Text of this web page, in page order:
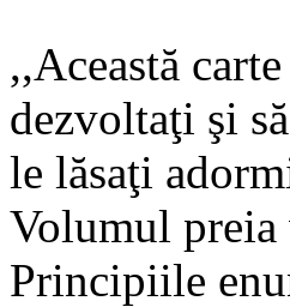
,,Această
dezvoltaţi şi
le lăsaţi
Volumul
Principiile